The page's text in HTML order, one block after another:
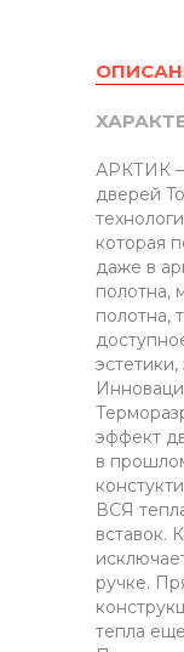
АРКТИК –
дверей
которая
даже в
полотна,
полотна,
эффект
в
ВСЯ
вставок.
ручке.
тепла